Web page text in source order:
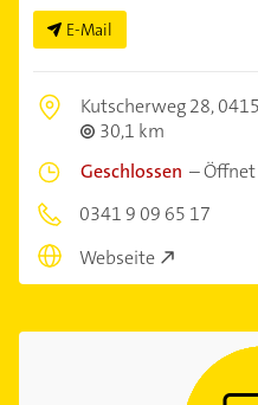
E-Mail
Kutscherweg 28,
30,1 km
Geschlossen –
0341 9 09 65 17
Webseite